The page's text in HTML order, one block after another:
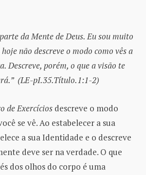
da Mente de Deus. Eu sou muito
não descreve o modo como vês a
Descreve, porém, o que a visão te
(LE-pI.35.Título.1:1-2)
de Exercícios descreve o modo
se vê. Ao estabelecer a sua
a sua Identidade e o descreve
deve ser na verdade. O que
dos olhos do corpo é uma